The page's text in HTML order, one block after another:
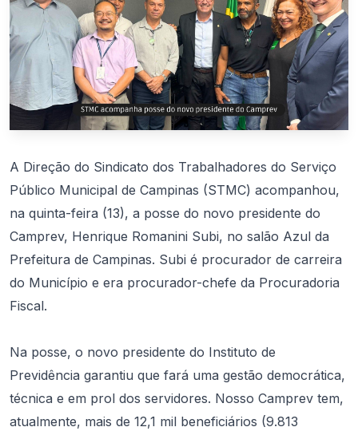
A Direção do Sindicato dos Trabalhadores do Serviço
Público Municipal de Campinas (STMC) acompanhou,
na quinta-feira (13), a posse do novo presidente do
Camprev, Henrique Romanini Subi, no salão Azul da
Prefeitura de Campinas. Subi é procurador de carreira
do Município e era procurador-chefe da Procuradoria
Fiscal.
Na posse, o novo presidente do Instituto de
Previdência garantiu que fará uma gestão democrática,
técnica e em prol dos servidores. Nosso Camprev tem,
atualmente, mais de 12,1 mil beneficiários (9.813